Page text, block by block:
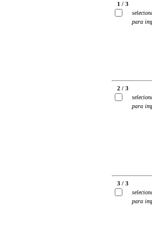
1 / 3
para
2 / 3
para
3 / 3
para